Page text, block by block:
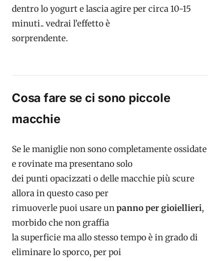
dentro lo yogurt e lascia agire per circa 10-15
minuti.. vedrai l’effetto è
sorprendente.
Cosa fare se ci sono piccole
macchie
Se le maniglie non sono completamente ossidate
e rovinate ma presentano solo
dei punti opacizzati o delle macchie più scure
allora in questo caso per
rimuoverle puoi usare unpanno per gioiellieri,
morbido che non graffia
la superficie ma allo stesso tempo è in grado di
eliminare lo sporco, per poi